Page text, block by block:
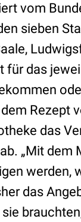
vom
sieben
das
Rezept
das
„Mit dem
werden,
das